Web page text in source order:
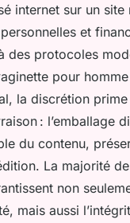
internet sur un
et
des protocoles
pour
la discrétion
: l’emballage
du contenu,
La majorité
non
mais aussi